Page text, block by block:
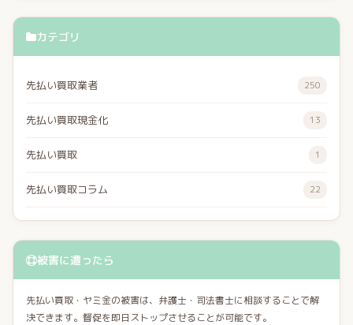
カテゴリ
先払い買取業者 250
先払い買取現金化 13
先払い買取 1
先払い買取コラム 22
被害に遭ったら
先払い買取・ヤミ金の被害は、弁護士・司法書士に相談することで解
決できます。督促を即日ストップさせることが可能です。